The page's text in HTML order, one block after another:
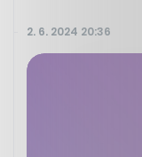
2. 6. 2024 20:36